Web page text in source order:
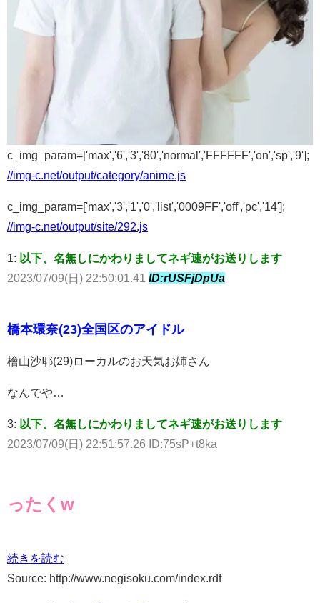
c_img_param=['max','6','3','80','normal','FFFFFF','on','sp','9'];
//img-c.net/output/category/anime.js
c_img_param=['max','3','1','0','list','0009FF','off','pc','14'];
//img-c.net/output/site/292.js
1: 以下、名無しにかわりましてネギ速がお送りします
2023/07/09(日) 22:50:01.41 ID:rUSFjDpUa
橋本環奈(23)全国区のアイドル
檜山沙耶(29)ローカルのお天気お姉さん
なんでや…
3: 以下、名無しにかわりましてネギ速がお送りします
2023/07/09(日) 22:51:57.26 ID:75sP+t8ka
ったくw
続きを読む
Source: http://www.negisoku.com/index.rdf